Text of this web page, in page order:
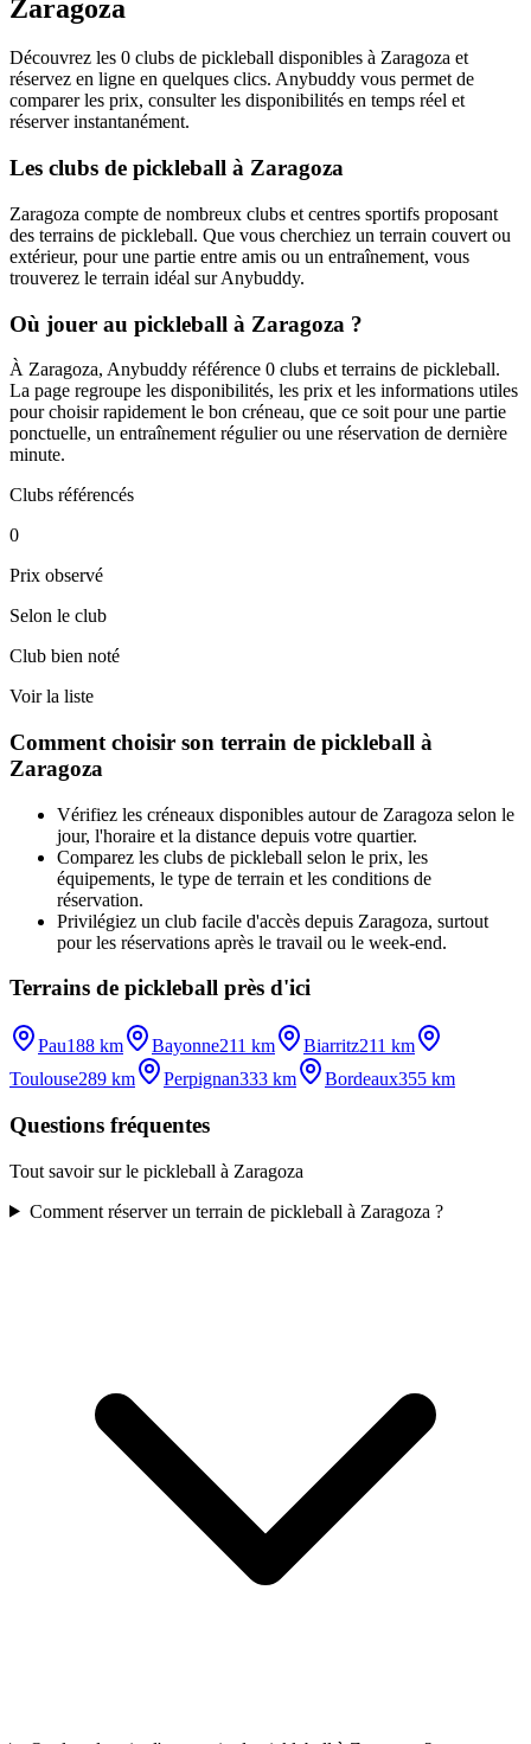
Zaragoza
Découvrez les 0 clubs de pickleball disponibles à Zaragoza et
réservez en ligne en quelques clics. Anybuddy vous permet de
comparer les prix, consulter les disponibilités en temps réel et
réserver instantanément.
Les clubs de pickleball à Zaragoza
Zaragoza compte de nombreux clubs et centres sportifs proposant
des terrains de pickleball. Que vous cherchiez un terrain couvert ou
extérieur, pour une partie entre amis ou un entraînement, vous
trouverez le terrain idéal sur Anybuddy.
Où jouer au pickleball à Zaragoza ?
À Zaragoza, Anybuddy référence 0 clubs et terrains de pickleball.
La page regroupe les disponibilités, les prix et les informations utiles
pour choisir rapidement le bon créneau, que ce soit pour une partie
ponctuelle, un entraînement régulier ou une réservation de dernière
minute.
Clubs référencés
0
Prix observé
Selon le club
Club bien noté
Voir la liste
Comment choisir son terrain de pickleball à
Zaragoza
Vérifiez les créneaux disponibles autour de Zaragoza selon le
jour, l'horaire et la distance depuis votre quartier.
Comparez les clubs de pickleball selon le prix, les
équipements, le type de terrain et les conditions de
réservation.
Privilégiez un club facile d'accès depuis Zaragoza, surtout
pour les réservations après le travail ou le week-end.
Terrains de pickleball près d'ici
Pau188 km Bayonne211 km Biarritz211 km
Toulouse289 km Perpignan333 km Bordeaux355 km
Questions fréquentes
Tout savoir sur le pickleball à Zaragoza
Comment réserver un terrain de pickleball à Zaragoza ?